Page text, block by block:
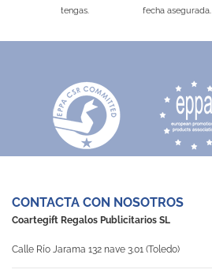
tengas.
fecha asegurada.
CONTACTA CON NOSOTROS
Coartegift Regalos Publicitarios SL
Calle Río Jarama 132 nave 3.01 (Toledo)